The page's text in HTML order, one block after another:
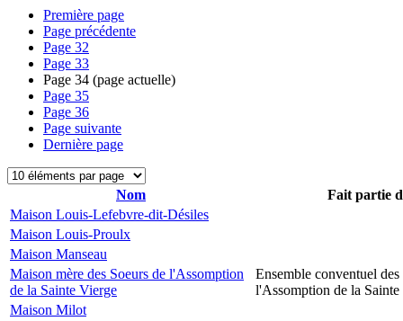
Première page
Page précédente
Page 32
Page 33
Page 34 (page actuelle)
Page 35
Page 36
Page suivante
Dernière page
Nom
Fait partie
Maison Louis-Lefebvre-dit-Désiles
Maison Louis-Proulx
Maison Manseau
Maison mère des Soeurs de l'Assomption
de la Sainte Vierge
Ensemble conventuel des
l'Assomption de la
Maison Milot